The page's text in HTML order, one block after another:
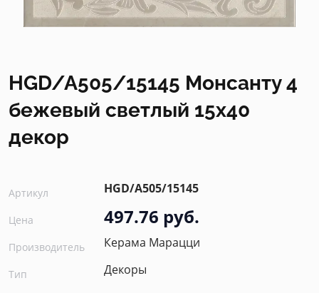
HGD/A505/15145 Монсанту 4
бежевый светлый 15х40
декор
Артикул HGD/A505/15145
Цена 497.76 руб.
Производитель Керама Марацци
Тип Декоры